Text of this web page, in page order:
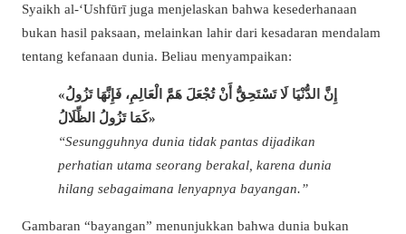
Syaikh al-‘Ushfūrī juga menjelaskan bahwa kesederhanaan
bukan hasil paksaan, melainkan lahir dari kesadaran mendalam
tentang kefanaan dunia. Beliau menyampaikan:
«إِنَّ الدُّنْيَا لَا تَسْتَحِقُّ أَنْ تُجْعَلَ هَمَّ الْعَالِمِ، فَإِنَّهَا تَزُولُ
كَمَا تَزُولُ الظِّلَالُ»
“Sesungguhnya dunia tidak pantas dijadikan
perhatian utama seorang berakal, karena dunia
hilang sebagaimana lenyapnya bayangan.”
Gambaran “bayangan” menunjukkan bahwa dunia bukan